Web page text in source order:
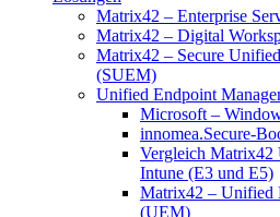
Matrix42 – Enterprise
Matrix42 – Digital
Matrix42 – Secure
(SUEM)
Unified Endpoint
Microsoft –
innomea.Secure-
Vergleich Matrix42
Intune (E3 und E5)
Matrix42 – Unified
(UEM)